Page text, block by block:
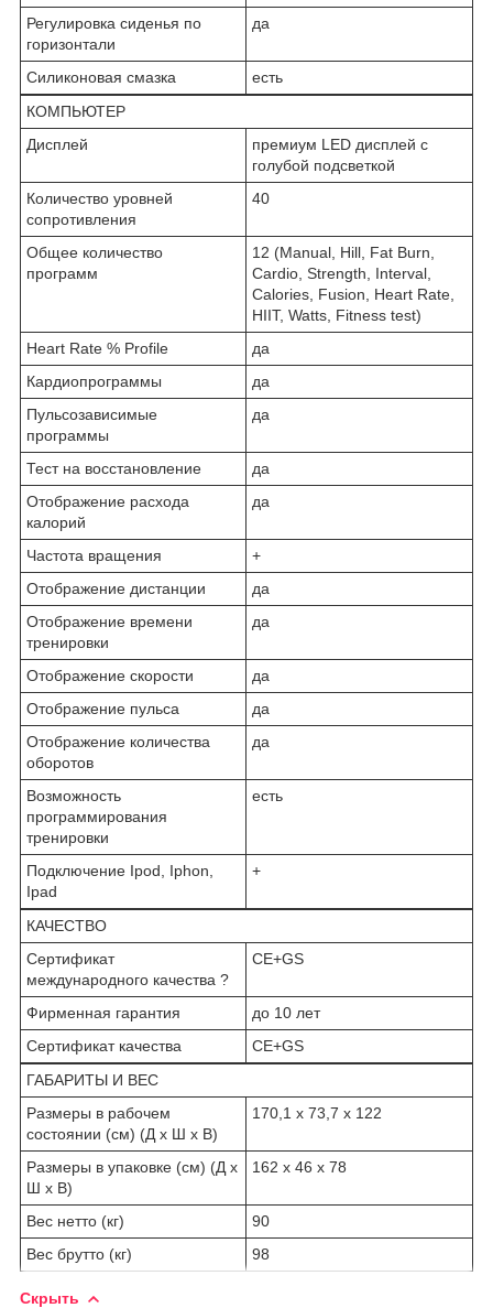
Регулировка сиденья по
горизонтали
да
Силиконовая смазка
есть
КОМПЬЮТЕР
Дисплей
премиум LED дисплей с
голубой подсветкой
Количество уровней
сопротивления
40
Общее количество
программ
12 (Manual, Hill, Fat Burn,
Cardio, Strength, Interval,
Calories, Fusion, Heart Rate,
HIIT, Watts, Fitness test)
Heart Rate % Profile
да
Кардиопрограммы
да
Пульсозависимые
программы
да
Тест на восстановление
да
Отображение расхода
калорий
да
Частота вращения
+
Отображение дистанции
да
Отображение времени
тренировки
да
Отображение скорости
да
Отображение пульса
да
Отображение количества
оборотов
да
Возможность
программирования
тренировки
есть
Подключение Ipod, Iphon,
Ipad
+
КАЧЕСТВО
Сертификат
международного качества ?
CE+GS
Фирменная гарантия
до 10 лет
Сертификат качества
CE+GS
ГАБАРИТЫ И ВЕС
Размеры в рабочем
состоянии (см) (Д х Ш х В)
170,1 х 73,7 х 122
Размеры в упаковке (см) (Д х
Ш х В)
162 х 46 х 78
Вес нетто (кг)
90
Вес брутто (кг)
98
Скрыть